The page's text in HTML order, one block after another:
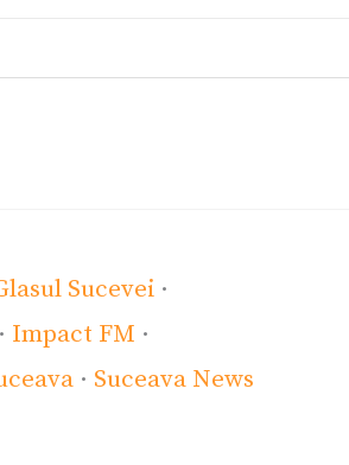
Sucevei ·
Impact FM ·
· Suceava News